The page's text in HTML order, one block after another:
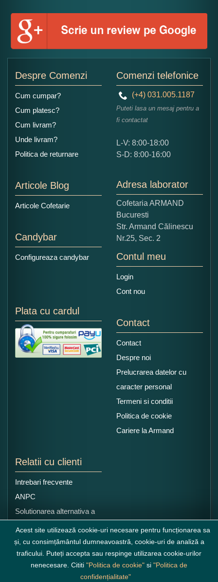
Numele dumneavoastra:
Ce nota acordati acestui produs?
5
Copiati alaturi numarul din imagine:
Despre Comenzi
Cum cumpar?
Cum platesc?
Cum livram?
Unde livram?
Politica de returnare
Articole Blog
Articole Cofetarie
Candybar
Configureaza candybar
Comenzi telefonice
(+4) 031.005.1187
Puteti lasa un mesaj pentru a
fi contactat
L-V: 8:00-18:00
S-D: 8:00-16:00
Adresa laborator
Cofetaria ARMAND
Bucuresti
Str. Armand Călinescu
Nr.25, Sec. 2
Contul meu
Login
Cont nou
Plata cu cardul
Contact
Contact
Despre noi
Prelucrarea datelor cu
caracter personal
Termeni si conditii
Politica de cookie
Cariere la Armand
Relatii cu clienti
Intrebari frecvente
ANPC
Solutionarea alternativa a
litigiilor
Acest site utilizează cookie-uri necesare pentru funcționarea sa
și, cu consimțământul dumneavoastră, cookie-uri de analiză a
traficului. Puteți accepta sau respinge utilizarea cookie-urilor
nenecesare. Cititi "Politica de cookie" si "Politica de
confidențialitate"